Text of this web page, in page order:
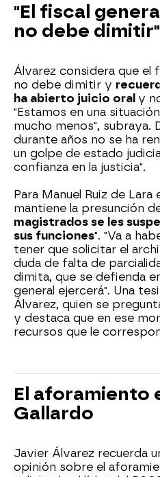
"El fiscal
no debe dimitir"
Álvarez considera que el
no debe dimitir y
ha abierto juicio oral y
"Estamos en una
mucho menos", subraya.
durante años no se ha
un golpe de estado
confianza en la justicia".
Para Manuel Ruiz de Lara
mantiene la presunción
magistrados se les
sus funciones". "Va a
tener que solicitar el
duda de falta de
dimita, que se defienda
general ejercerá". Una
Álvarez, quien se
y destaca que en ese
recursos que le
El aforamiento
Gallardo
Javier Álvarez recuerda
opinión sobre el